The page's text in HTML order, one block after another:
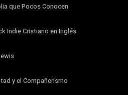
que Pocos Conocen
Indie Cristiano en Inglés
y el Compañerismo